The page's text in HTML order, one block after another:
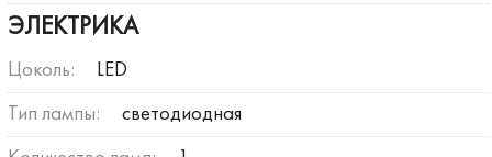
ЭЛЕКТРИКА
Цоколь: LED
Тип лампы: светодиодная